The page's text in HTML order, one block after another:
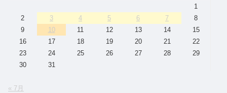
1
2
3 4 5 6 7
8
9
10 11 12 13 14
15
16
17 18 19 20 21
22
23
24 25 26 27 28
29
30
31
« 7月